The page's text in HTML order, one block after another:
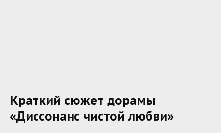
Краткий сюжет дорамы
«Диссонанс чистой любви»